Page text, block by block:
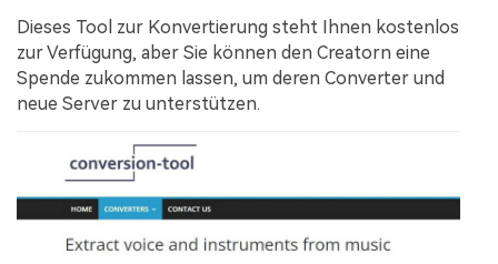
Dieses Tool zur Konvertierung steht Ihnen kostenlos
zur Verfügung, aber Sie können den Creatorn eine
Spende zukommen lassen, um deren Converter und
neue Server zu unterstützen.